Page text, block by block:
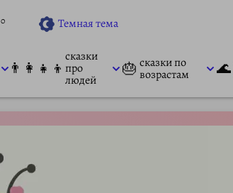
0 Темная тема
👨‍👩‍👧‍👦
сказки
про
людей
🎂 сказки по
возрастам 🌊